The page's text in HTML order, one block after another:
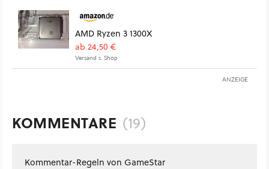
AMD Ryzen 3 1300X
ab 24,50 €
Versand s. Shop
ANZEIGE
KOMMENTARE (19)
Kommentar-Regeln von GameStar